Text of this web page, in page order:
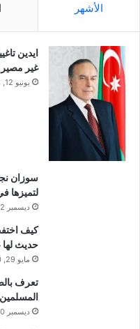
الأشهر
ايدين
غير مصير
يونيو 12, 2022
سوزان
لتميزها
ديسمبر 22, 2019
كيف
حديث لها
مايو 29, 2020
تعرف
ديسمبر 20, 2019